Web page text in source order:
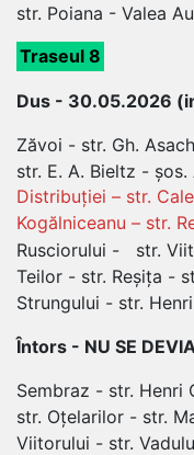
str. Poiana - Valea
Traseul 8
Dus - 30.05.2026
Zăvoi - str. Gh.
str. E. A. Bieltz -
Distribuției – str.
Kogălniceanu – str.
Rusciorului - str.
Teilor - str. Reșița -
Strungului - str.
Întors - NU SE
Sembraz - str. Henri
str. Oțelarilor - str.
Viitorului - str.